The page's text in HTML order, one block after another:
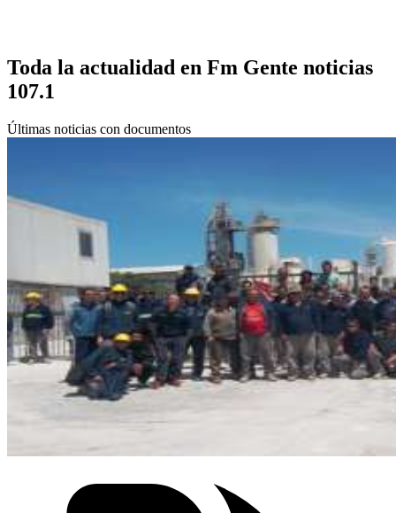
Toda la actualidad en Fm Gente noticias
107.1
Últimas noticias con documentos